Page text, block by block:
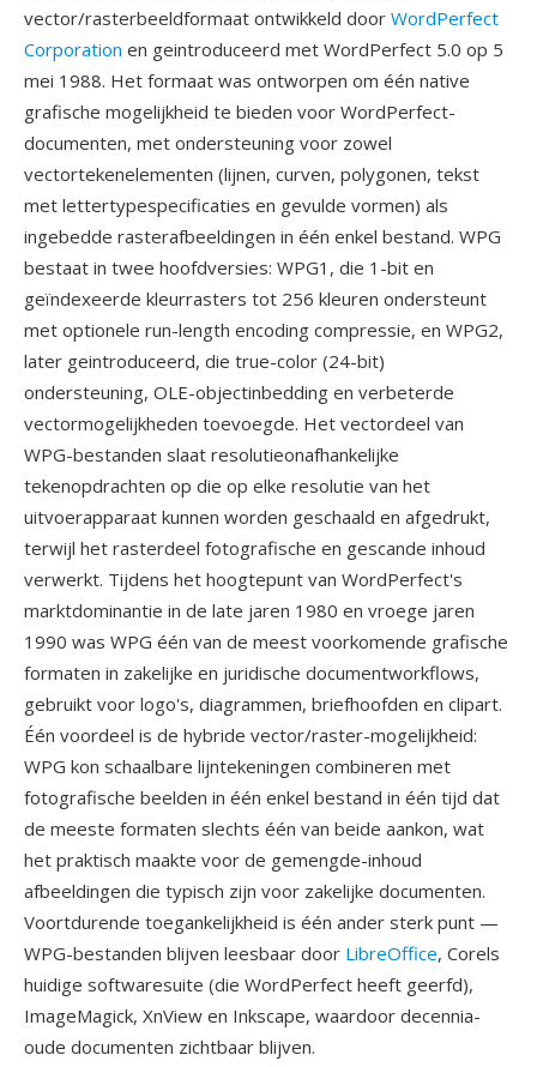
vector/rasterbeeldformaat ontwikkeld door WordPerfect
Corporation en geintroduceerd met WordPerfect 5.0 op 5
mei 1988. Het formaat was ontworpen om één native
grafische mogelijkheid te bieden voor WordPerfect-
documenten, met ondersteuning voor zowel
vectortekenelementen (lijnen, curven, polygonen, tekst
met lettertypespecificaties en gevulde vormen) als
ingebedde rasterafbeeldingen in één enkel bestand. WPG
bestaat in twee hoofdversies: WPG1, die 1-bit en
geïndexeerde kleurrasters tot 256 kleuren ondersteunt
met optionele run-length encoding compressie, en WPG2,
later geintroduceerd, die true-color (24-bit)
ondersteuning, OLE-objectinbedding en verbeterde
vectormogelijkheden toevoegde. Het vectordeel van
WPG-bestanden slaat resolutieonafhankelijke
tekenopdrachten op die op elke resolutie van het
uitvoerapparaat kunnen worden geschaald en afgedrukt,
terwijl het rasterdeel fotografische en gescande inhoud
verwerkt. Tijdens het hoogtepunt van WordPerfect's
marktdominantie in de late jaren 1980 en vroege jaren
1990 was WPG één van de meest voorkomende grafische
formaten in zakelijke en juridische documentworkflows,
gebruikt voor logo's, diagrammen, briefhoofden en clipart.
Één voordeel is de hybride vector/raster-mogelijkheid:
WPG kon schaalbare lijntekeningen combineren met
fotografische beelden in één enkel bestand in één tijd dat
de meeste formaten slechts één van beide aankon, wat
het praktisch maakte voor de gemengde-inhoud
afbeeldingen die typisch zijn voor zakelijke documenten.
Voortdurende toegankelijkheid is één ander sterk punt —
WPG-bestanden blijven leesbaar door LibreOffice, Corels
huidige softwaresuite (die WordPerfect heeft geerfd),
ImageMagick, XnView en Inkscape, waardoor decennia-
oude documenten zichtbaar blijven.